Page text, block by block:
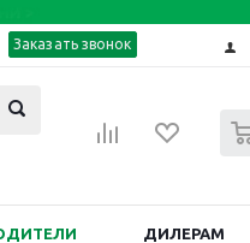
Заказать звонок
ДИЛЕРАМ